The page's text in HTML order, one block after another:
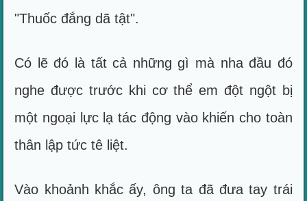
"Thuốc đắng dã tật".
Có lẽ đó là tất cả những gì mà nha đầu đó
nghe được trước khi cơ thể em đột ngột bị
một ngoại lực lạ tác động vào khiến cho toàn
thân lập tức tê liệt.
Vào khoảnh khắc ấy, ông ta đã đưa tay trái